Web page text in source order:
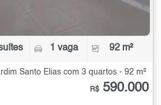
1 vaga 92 m²
Santo Elias com 3 quartos - 92 m²
R$ 590.000